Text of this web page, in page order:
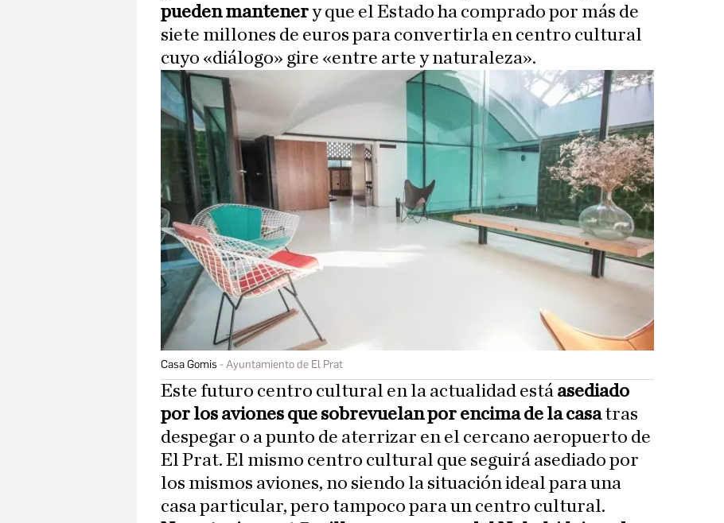
pueden mantenery que el Estado ha comprado por más de
siete millones de euros para convertirla en centro cultural
cuyo «diálogo» gire «entre arte y naturaleza».
Casa Gomis Ayuntamiento de El Prat
Este futuro centro cultural en la actualidad está asediado
por los aviones que sobrevuelan por encima de la casatras
despegar o a punto de aterrizar en el cercano aeropuerto de
El Prat. El mismo centro cultural que seguirá asediado por
los mismos aviones, no siendo la situación ideal para una
casa particular, pero tampoco para un centro cultural.